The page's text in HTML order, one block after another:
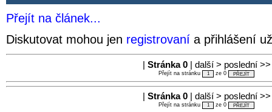
Přejít na článek...
Diskutovat mohou jen registrovaní a přihlášení
| Stránka 0| další > poslední >>
Přejít na stránku ze 0
| Stránka 0| další > poslední >>
Přejít na stránku ze 0